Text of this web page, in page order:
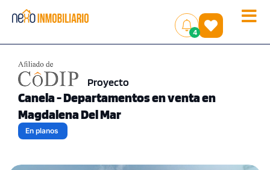
Toggle
4
()
Proyecto
Canela - Departamentos en venta en
Magdalena Del Mar
En planos